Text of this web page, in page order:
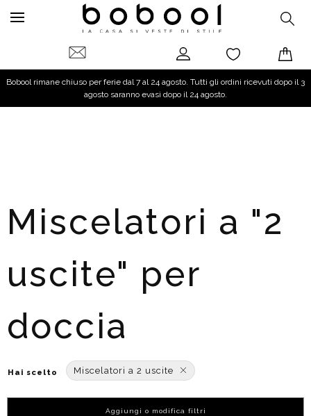
Bobool rimane chiuso per ferie dal 7 al 24 agosto. Tutti gli ordini ricevuti dopo il 3
agosto saranno evasi dopo il 24 agosto.
Miscelatori a "2
uscite" per
doccia
Hai scelto Miscelatori a 2 uscite
Aggiungi o modifica filtri